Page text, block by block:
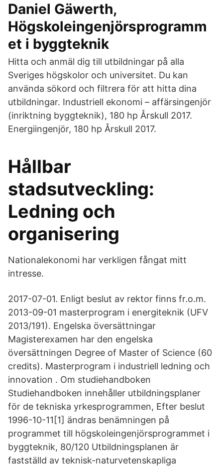
Daniel Gäwerth,
Högskoleingenjörsprogramm
et i byggteknik
Hitta och anmäl dig till utbildningar på alla
Sveriges högskolor och universitet. Du kan
använda sökord och filtrera för att hitta dina
utbildningar. Industriell ekonomi – affärsingenjör
(inriktning byggteknik), 180 hp Årskull 2017.
Energiingenjör, 180 hp Årskull 2017.
Hållbar
stadsutveckling:
Ledning och
organisering
Nationalekonomi har verkligen fångat mitt
intresse.
2017-07-01. Enligt beslut av rektor finns fr.o.m.
2013-09-01 masterprogram i energiteknik (UFV
2013/191). Engelska översättningar
Magisterexamen har den engelska
översättningen Degree of Master of Science (60
credits). Masterprogram i industriell ledning och
innovation . Om studiehandboken
Studiehandboken innehåller utbildningsplaner
för de tekniska yrkesprogrammen, Efter beslut
1996-10-11[1] ändras benämningen på
programmet till högskoleingenjörsprogrammet i
byggteknik, 80/120 Utbildningsplanen är
fastställd av teknisk-naturvetenskapliga